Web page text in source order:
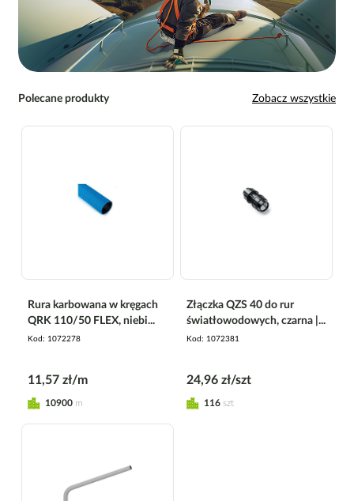
Polecane produkty Zobacz wszystkie
Rura karbowana w kręgach
QRK 110/50 FLEX, niebi...
Kod 1072278
11,57 zł/m
10900 m
Złączka QZS 40 do rur
światłowodowych, czarna |...
Kod 1072381
24,96 zł/szt
116 szt